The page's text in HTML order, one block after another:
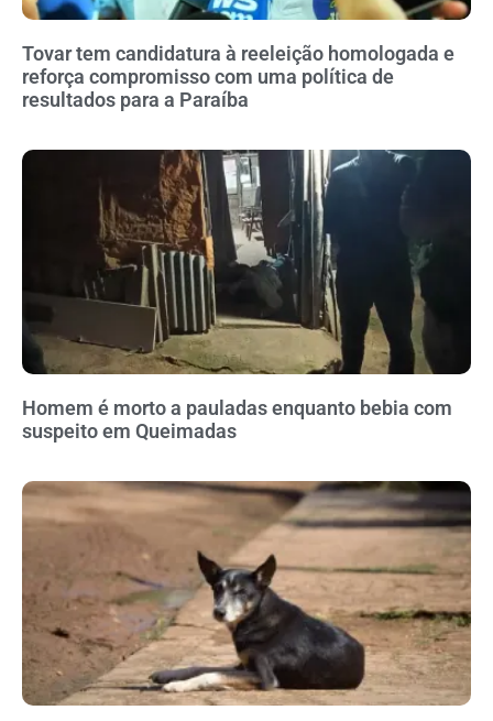
Tovar tem candidatura à reeleição homologada e
reforça compromisso com uma política de
resultados para a Paraíba
Homem é morto a pauladas enquanto bebia com
suspeito em Queimadas